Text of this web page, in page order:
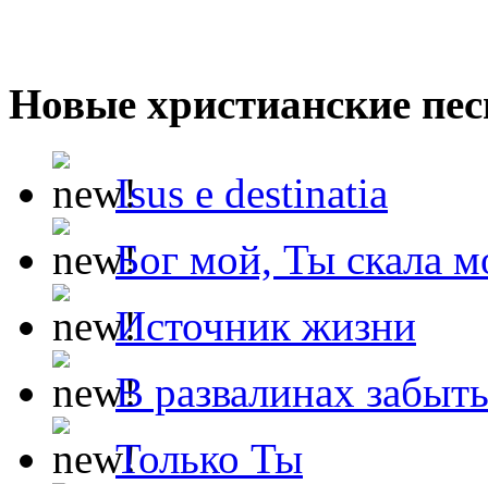
Новые христианские
Isus e destinatia
Бог мой, Ты скала
Источник жизни
В развалинах
Только Ты